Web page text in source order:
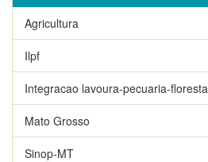
Agricultura
Ilpf
Integracao lavoura-pecuaria-floresta
Mato Grosso
Sinop-MT